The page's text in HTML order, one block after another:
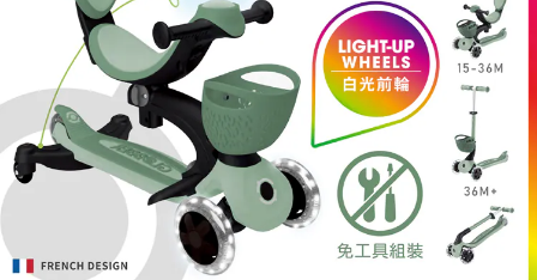
AFTEE先享後付
相關說明
【關於「AFTEE先享後付」】
AFTEE先享後付是「在收到商品之後才付款」的支付方式。 讓您購物簡單
便利好安心！
１．簡單：不需註冊會員、不需綁卡、不需儲值。
２．便利：只要手機號碼，簡訊認證，即可結帳。
３．安心：先確認商品／服務後，再付款。
【「AFTEE先享後付」結帳流程】
１．於結帳方式選擇「AFTEE先享後付」後，將跳轉至「AFTEE先享後付」
結帳頁面，進行簡訊認證並確認金額後，即可完成結帳。
ATM付款
運送方式
宅配寄送，滿490免運費(運費$70)
每筆NT$70，滿NT$490(含以上)免運費